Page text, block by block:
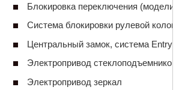
Блокировка переключения (модели с
Система блокировки рулевой колонки
Центральный замок, система
Электропривод стеклоподъемников
Электропривод зеркал